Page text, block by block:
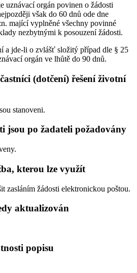
uznávací orgán povinen o žádosti
však do 60 dnů ode dne
mající vyplněné všechny povinné
nezbytnými k posouzení žádosti.
a jde-li o zvlášť složitý případ dle § 25
orgán ve lhůtě do 90 dnů.
(dotčení) řešení životní
stanoveni.
jsou po žadateli požadovány
kterou lze využít
zasláním žádosti elektronickou poštou.
aktualizován
popisu